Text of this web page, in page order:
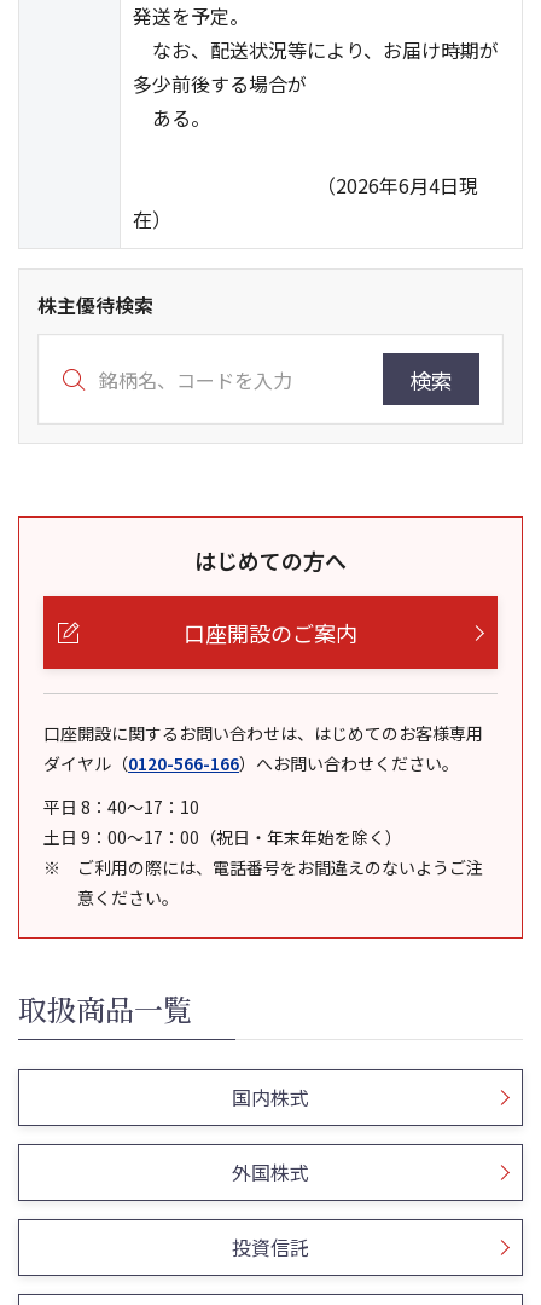
発送を予定。
なお、配送状況等により、お届け時期が
多少前後する場合が
ある。
（2026年6月4日現
在）
株主優待検索
検索
はじめての方へ
口座開設のご案内
口座開設に関するお問い合わせは、はじめてのお客様専用
ダイヤル （0120-566-166） へお問い合わせください。
平日 8：40～17：10
土日 9：00～17：00（祝日・年末年始を除く）
ご利用の際には、電話番号をお間違えのないようご注
意ください。
取扱商品一覧
国内株式
外国株式
投資信託